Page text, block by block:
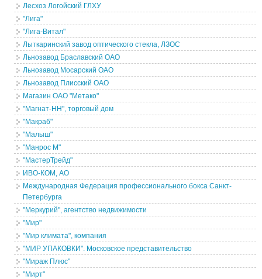
Лесхоз Логойский ГЛХУ
"Лига"
"Лига-Витал"
Лыткаринский завод оптического стекла, ЛЗОС
Льнозавод Браславский ОАО
Льнозавод Мосарский ОАО
Льнозавод Плисский ОАО
Магазин ОАО "Метако"
"Магнат-НН", торговый дом
"Макраб"
"Малыш"
"Манрос М"
"МастерТрейд"
ИВО-КОМ, АО
Международная Федерация профессионального бокса Санкт-
Петербурга
"Меркурий", агентство недвижимости
"Мир"
"Мир климата", компания
"МИР УПАКОВКИ". Московское представительство
"Мираж Плюс"
"Мирт"